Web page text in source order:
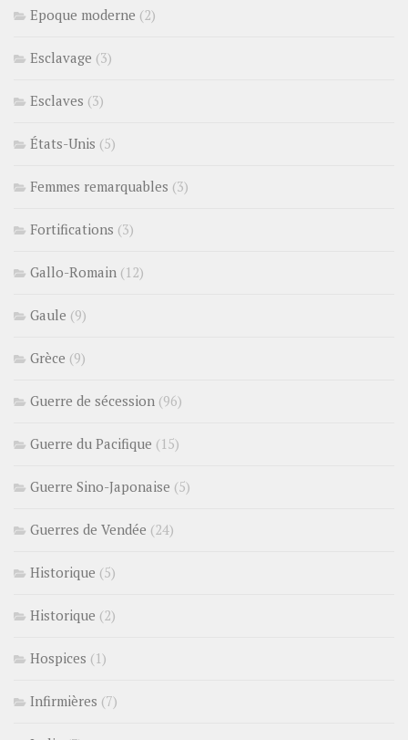
Epoque moderne (2)
Esclavage (3)
Esclaves (3)
États-Unis (5)
Femmes remarquables (3)
Fortifications (3)
Gallo-Romain (12)
Gaule (9)
Grèce (9)
Guerre de sécession (96)
Guerre du Pacifique (15)
Guerre Sino-Japonaise (5)
Guerres de Vendée (24)
Historique (5)
Historique (2)
Hospices (1)
Infirmières (7)